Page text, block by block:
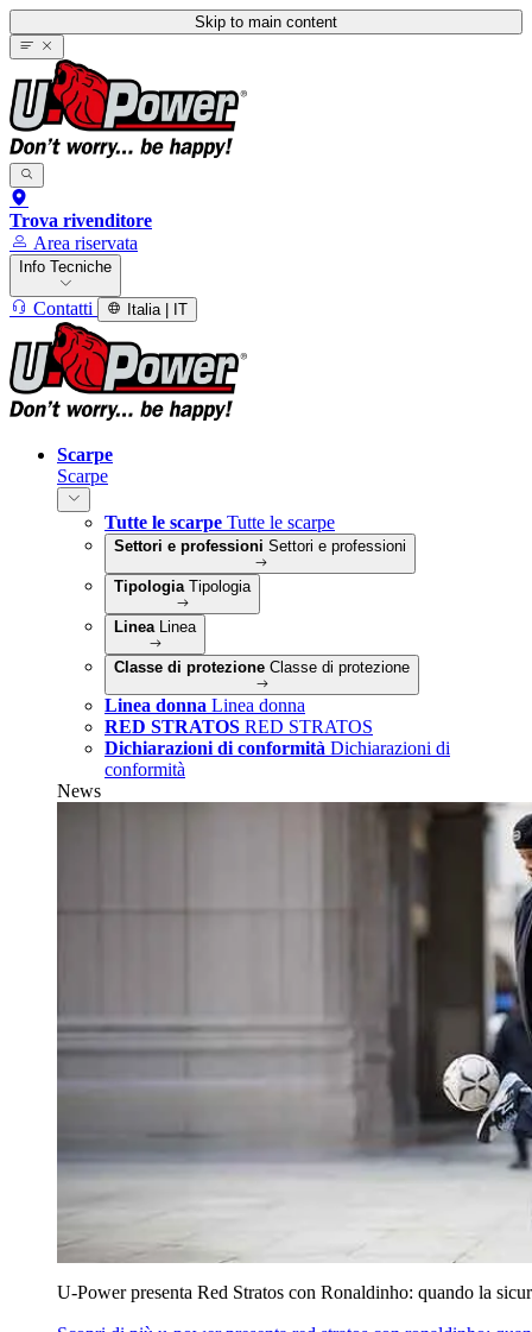
Skip to main content
Trova rivenditore
Area riservata
Info Tecniche
Contatti Italia | IT
Scarpe
Scarpe
Tutte le scarpe Tutte le scarpe
Settori e professioni Settori e professioni
Tipologia Tipologia
Linea Linea
Classe di protezione Classe di protezione
Linea donna Linea donna
RED STRATOS RED STRATOS
Dichiarazioni di conformità Dichiarazioni di
conformità
News
U‑Power presenta Red Stratos con Ronaldinho: quando la